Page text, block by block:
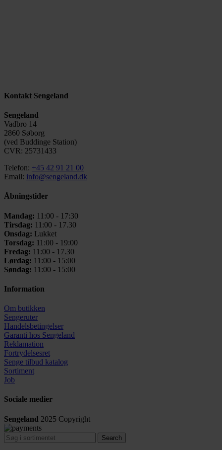
Kontakt Sengeland
Sengeland
Vadbro 14
2860 Søborg
(ved Buddinge Station)
CVR: 25731433
Telefon: +45 42 91 21 00
Email: info@sengeland.dk
Åbningstider
Mandag: 11:00 - 17:30
Tirsdag: 11:00 - 17.30
Onsdag: Lukket
Torsdag: 11:00 - 19:00
Fredag: 11:00 - 17.30
Lørdag: 11:00 - 15:00
Søndag: 11:00 - 15:00
Information
Om butikken
Sengeruter
Handelsbetingelser
Garanti hos Sengeland
Reklamation
Fortrydelsesret
Senge tilbud katalog
Sortiment
Job
Sociale medier
Sengeland 2025 Copyright
Search